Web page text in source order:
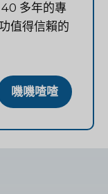
多年的專
值得信賴的
嘰嘰喳喳